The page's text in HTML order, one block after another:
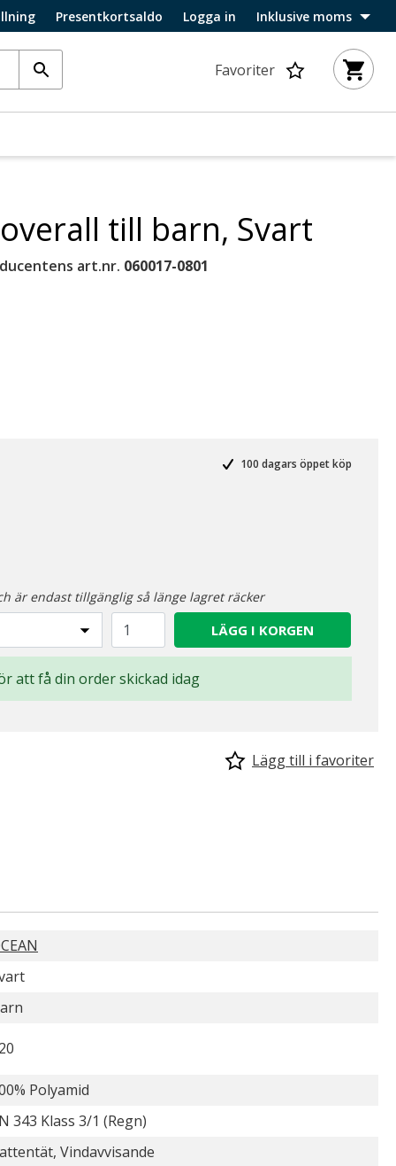
Presentkortsaldo Logga in Inklusive moms
Favoriter
till barn, Svart
art.nr. 060017-0801
100 dagars öppet köp
är endast tillgänglig så länge lagret räcker
LÄGG I KORGEN
att få din order skickad idag
Lägg till i favoriter
Polyamid
343 Klass 3/1 (Regn)
Vindavvisande